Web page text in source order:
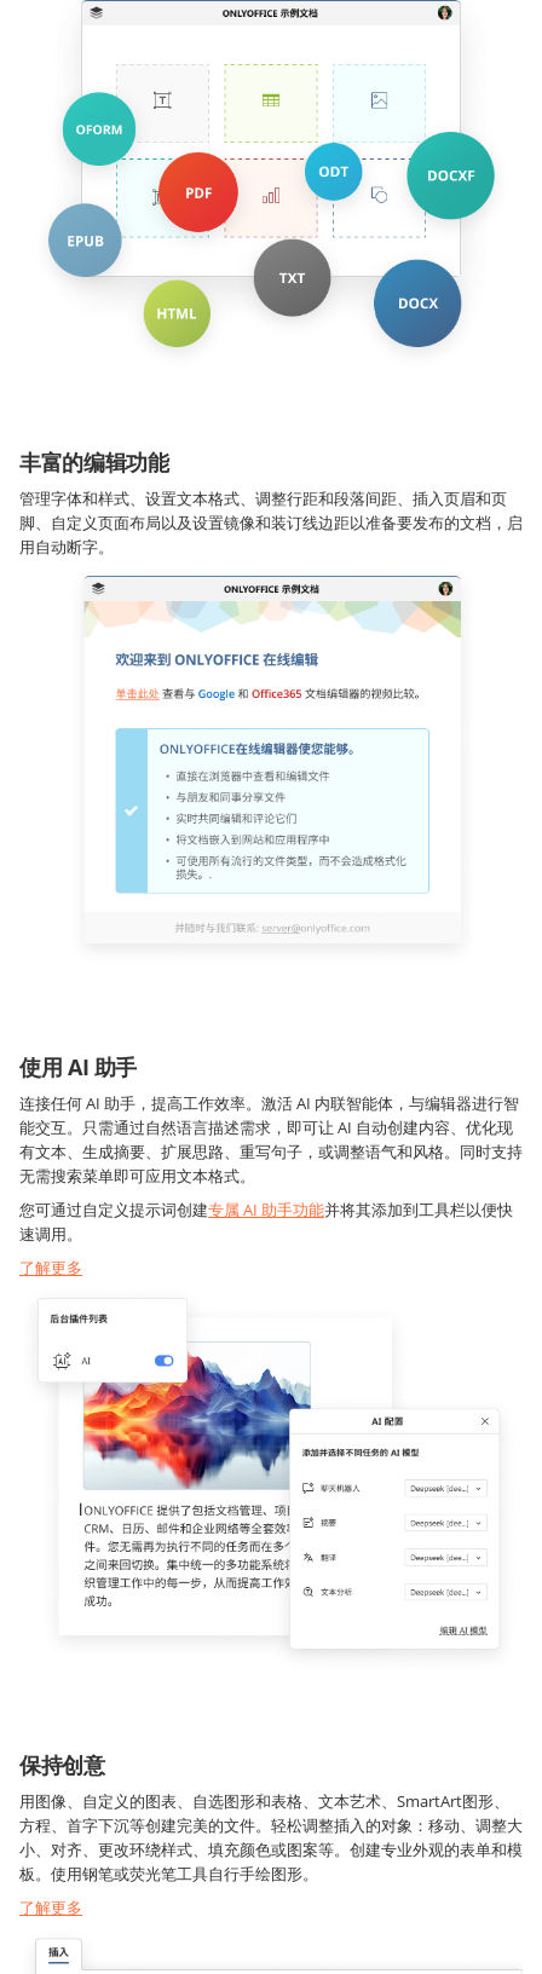
丰富的编辑功能
管理字体和样式、设置文本格式、调整行距和段落间距、插入页眉和页
脚、自定义页面布局以及设置镜像和装订线边距以准备要发布的文档，启
用自动断字。
使用 AI 助手
连接任何 AI 助手，提高工作效率。激活 AI 内联智能体，与编辑器进行智
能交互。只需通过自然语言描述需求，即可让 AI 自动创建内容、优化现
有文本、生成摘要、扩展思路、重写句子，或调整语气和风格。同时支持
无需搜索菜单即可应用文本格式。
您可通过自定义提示词创建专属 AI 助手功能并将其添加到工具栏以便快
速调用。
了解更多
保持创意
用图像、自定义的图表、自选图形和表格、文本艺术、SmartArt图形、
方程、首字下沉等创建完美的文件。轻松调整插入的对象：移动、调整大
小、对齐、更改环绕样式、填充颜色或图案等。创建专业外观的表单和模
板。使用钢笔或荧光笔工具自行手绘图形。
了解更多